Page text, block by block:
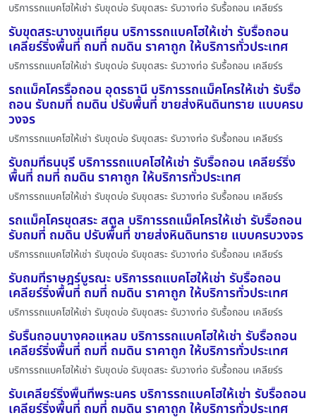
บริการรถแบคโฮให้เช่า รับขุดบ่อ รับขุดสระ รับวางท่อ รับรื้อถอน เคลียร์ร
รับขุดสระบางขุนเทียน บริการรถแบคโฮให้เช่า รับรื้อถอน
เคลียร์ริ่งพื้นที่ ถมที่ ถมดิน ราคาถูก ให้บริการทั่วประเทศ
บริการรถแบคโฮให้เช่า รับขุดบ่อ รับขุดสระ รับวางท่อ รับรื้อถอน เคลียร์ร
รถแม็คโครรื้อถอน อุดรธานี บริการรถแม็คโครให้เช่า รับรื้อ
ถอน รับถมที่ ถมดิน ปรับพื้นที่ ขายส่งหินดินทราย แบบครบ
วงจร
บริการรถแบคโฮให้เช่า รับขุดบ่อ รับขุดสระ รับวางท่อ รับรื้อถอน เคลียร์ร
รับถมที่ธนบุรี บริการรถแบคโฮให้เช่า รับรื้อถอน เคลียร์ริ่ง
พื้นที่ ถมที่ ถมดิน ราคาถูก ให้บริการทั่วประเทศ
บริการรถแบคโฮให้เช่า รับขุดบ่อ รับขุดสระ รับวางท่อ รับรื้อถอน เคลียร์ร
รถแม็คโครขุดสระ สตูล บริการรถแม็คโครให้เช่า รับรื้อถอน
รับถมที่ ถมดิน ปรับพื้นที่ ขายส่งหินดินทราย แบบครบวงจร
บริการรถแบคโฮให้เช่า รับขุดบ่อ รับขุดสระ รับวางท่อ รับรื้อถอน เคลียร์ร
รับถมที่ราษฎร์บูรณะ บริการรถแบคโฮให้เช่า รับรื้อถอน
เคลียร์ริ่งพื้นที่ ถมที่ ถมดิน ราคาถูก ให้บริการทั่วประเทศ
บริการรถแบคโฮให้เช่า รับขุดบ่อ รับขุดสระ รับวางท่อ รับรื้อถอน เคลียร์ร
รับรื้นถอนบางคอแหลม บริการรถแบคโฮให้เช่า รับรื้อถอน
เคลียร์ริ่งพื้นที่ ถมที่ ถมดิน ราคาถูก ให้บริการทั่วประเทศ
บริการรถแบคโฮให้เช่า รับขุดบ่อ รับขุดสระ รับวางท่อ รับรื้อถอน เคลียร์ร
รับเคลียร์ริ่งพื้นที่พระนคร บริการรถแบคโฮให้เช่า รับรื้อถอน
เคลียร์ริ่งพื้นที่ ถมที่ ถมดิน ราคาถูก ให้บริการทั่วประเทศ